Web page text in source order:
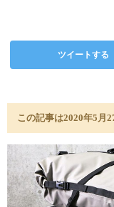
ツイートする
この記事は2020年5月